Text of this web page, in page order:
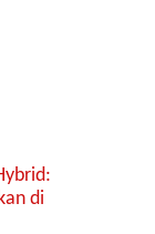
di